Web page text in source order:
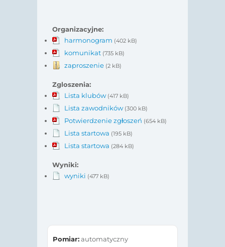
Organizacyjne:
harmonogram (402 kB)
komunikat (735 kB)
zaproszenie (2 kB)
Zgloszenia:
Lista klubów (417 kB)
Lista zawodników (300 kB)
Potwierdzenie zgłoszeń (654 kB)
Lista startowa (195 kB)
Lista startowa (284 kB)
Wyniki:
wyniki (477 kB)
Pomiar:automatyczny